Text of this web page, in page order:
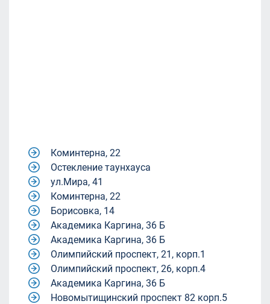
Коминтерна, 22
Остекление таунхауса
ул.Мира, 41
Коминтерна, 22
Борисовка, 14
Академика Каргина, 36 Б
Академика Каргина, 36 Б
Олимпийский проспект, 21, корп.1
Олимпийский проспект, 26, корп.4
Академика Каргина, 36 Б
Новомытищинский проспект 82 корп.5